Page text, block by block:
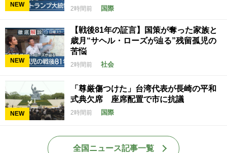
NEW
2時間前 国際
NEW
【戦後81年の証言】国策が奪った家族と
歳月“サヘル・ローズが辿る”残留孤児の
苦悩
2時間前 社会
NEW
「尊厳傷つけた」台湾代表が長崎の平和
式典欠席 座席配置で市に抗議
2時間前 国際
全国ニュース記事一覧